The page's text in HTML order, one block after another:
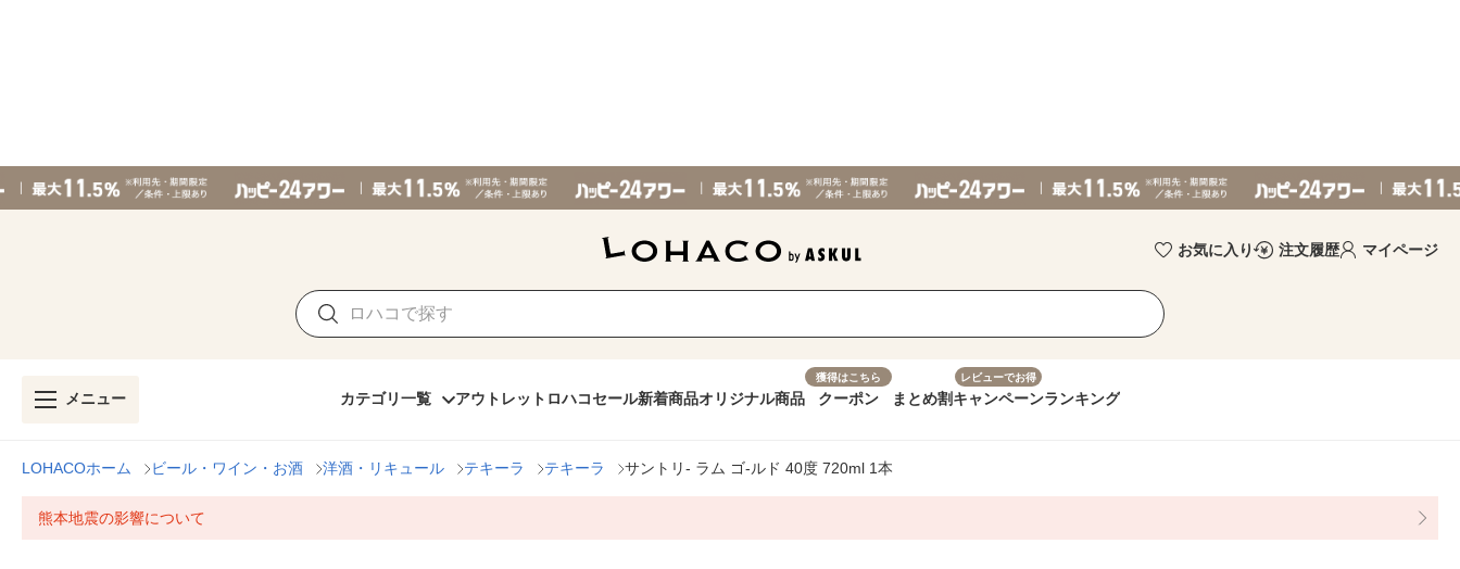
お気に入り 注文履歴 マイページ
メニュー カテゴリ一覧 アウトレット ロハコセール新着商品オリジナル商品
獲得はこちら
クーポン まとめ割
レビューでお得
キャンペーンランキング
LOHACOホーム ビール・ワイン・お酒 洋酒・リキュール テキーラ テキーラ サントリ- ラム ゴ-ルド 40度 720ml 1本
熊本地震の影響について